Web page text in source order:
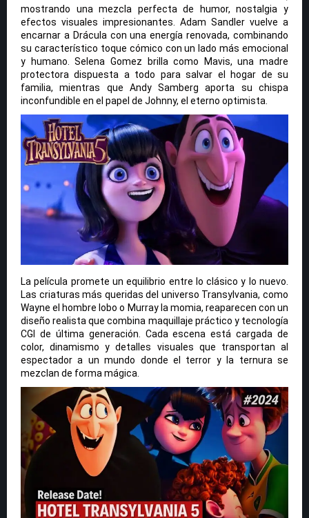
mostrando una mezcla perfecta de humor, nostalgia y
efectos visuales impresionantes. Adam Sandler vuelve a
encarnar a Drácula con una energía renovada, combinando
su característico toque cómico con un lado más emocional
y humano. Selena Gomez brilla como Mavis, una madre
protectora dispuesta a todo para salvar el hogar de su
familia, mientras que Andy Samberg aporta su chispa
inconfundible en el papel de Johnny, el eterno optimista.
La película promete un equilibrio entre lo clásico y lo nuevo.
Las criaturas más queridas del universo Transylvania, como
Wayne el hombre lobo o Murray la momia, reaparecen con un
diseño realista que combina maquillaje práctico y tecnología
CGI de última generación. Cada escena está cargada de
color, dinamismo y detalles visuales que transportan al
espectador a un mundo donde el terror y la ternura se
mezclan de forma mágica.